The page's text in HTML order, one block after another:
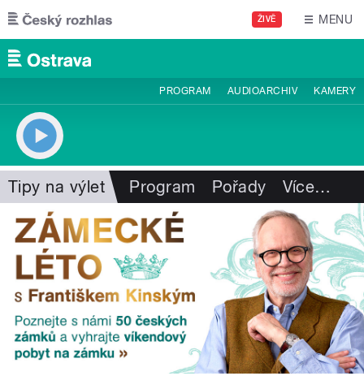
Přejít k hlavnímu obsahu
ŽIVĚ MENU
PROGRAM AUDIOARCHIV KAMERY
Tipy na výlet Program Pořady Více…